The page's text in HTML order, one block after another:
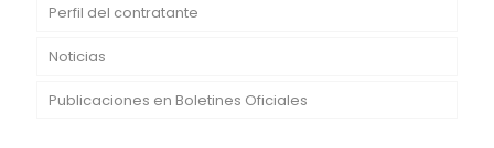
Perfil del contratante
Noticias
Publicaciones en Boletines Oficiales